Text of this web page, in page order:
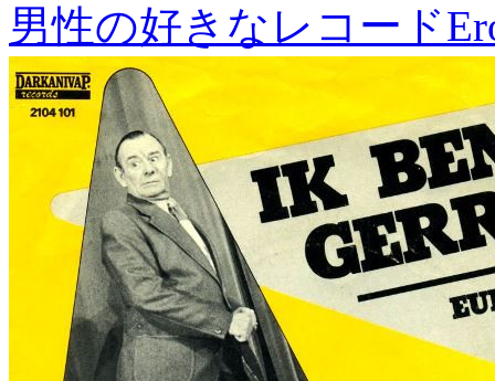
男性の好きなレコード